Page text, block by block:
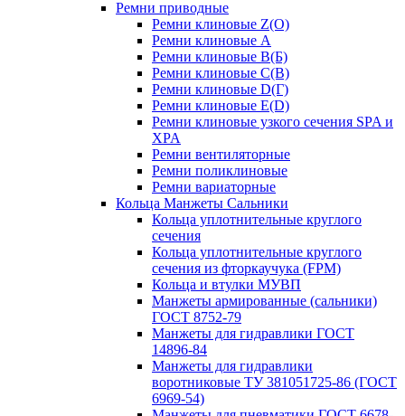
Ремни приводные
Ремни клиновые Z(О)
Ремни клиновые A
Ремни клиновые B(Б)
Ремни клиновые C(В)
Ремни клиновые D(Г)
Ремни клиновые Е(D)
Ремни клиновые узкого сечения SPA и
XPA
Ремни вентиляторные
Ремни поликлиновые
Ремни вариаторные
Кольца Манжеты Сальники
Кольца уплотнительные круглого
сечения
Кольца уплотнительные круглого
сечения из фторкаучука (FPM)
Кольца и втулки МУВП
Манжеты армированные (сальники)
ГОСТ 8752-79
Манжеты для гидравлики ГОСТ
14896-84
Манжеты для гидравлики
воротниковые ТУ 381051725-86 (ГОСТ
6969-54)